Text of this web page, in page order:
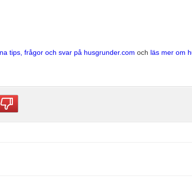
tips, frågor och svar på husgrunder.com och läs mer om